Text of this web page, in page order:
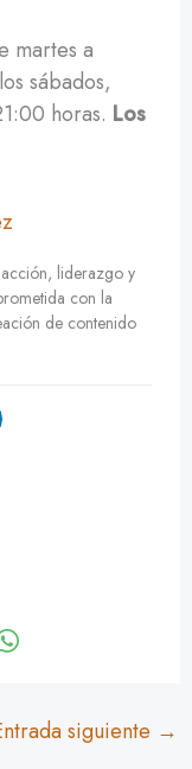
martes a
sábados,
horas. Los
liderazgo y
con la
de contenido
siguiente →